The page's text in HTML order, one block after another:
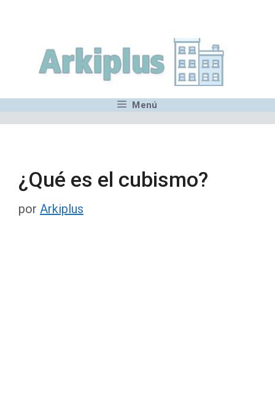
contenido
Menú
¿Qué es el cubismo?
por Arkiplus